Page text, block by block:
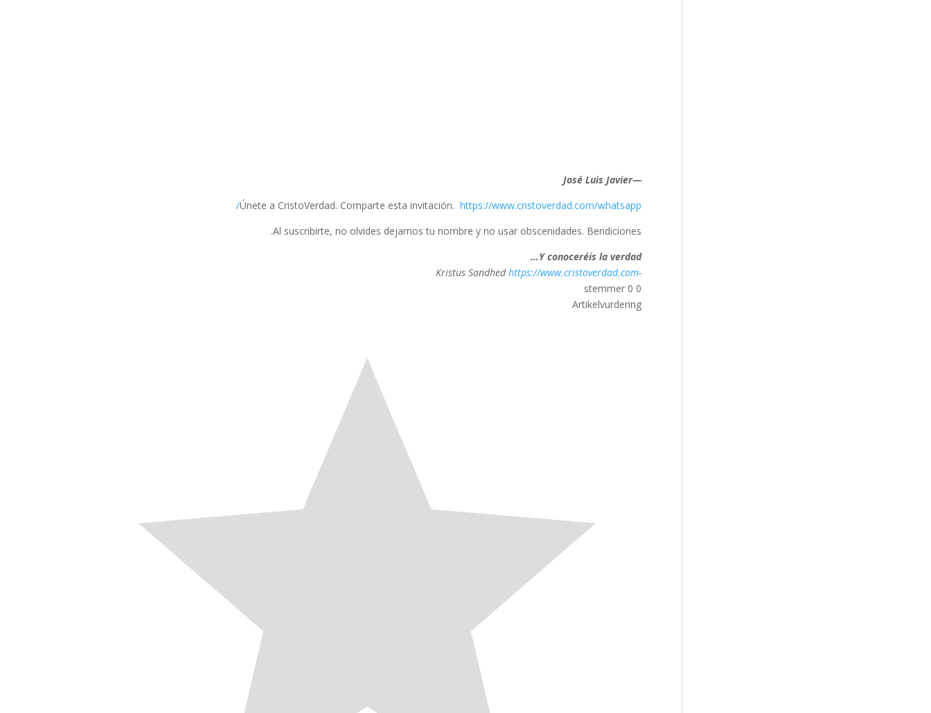
—José Luis Javier
Únete a CristoVerdad. Comparte esta invitación.https://www.cristoverdad.com/whatsapp/
Al suscribirte, no olvides dejarnos tu nombre y no usar obscenidades. Bendiciones.
Y conoceréis la verdad…
-Kristus Sandhed
https://www.cristoverdad.com
0
0
stemmer
Artikelvurdering